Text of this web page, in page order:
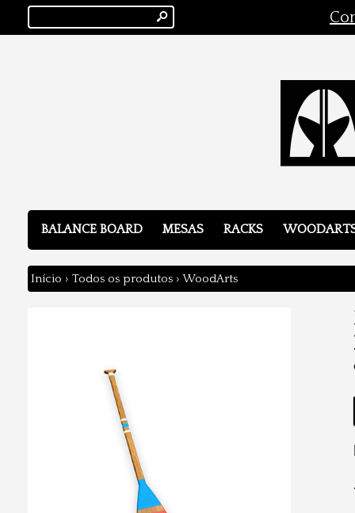
s
BALANCE BOARD MESAS RACKS
Início › Todos os produtos › WoodArts